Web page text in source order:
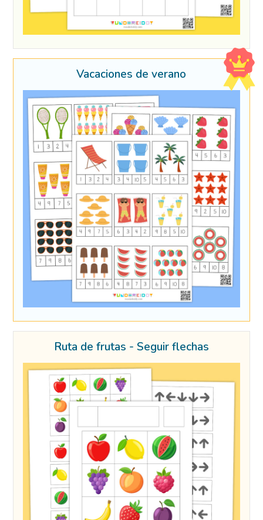
Vacaciones de verano
Ruta de frutas - Seguir flechas